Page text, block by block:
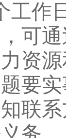
工作
，可
资
要
联